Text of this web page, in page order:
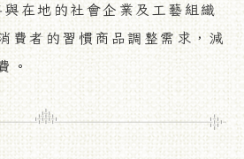
在地的社會企業及工藝組織
費者的習慣商品調整需求，減
。